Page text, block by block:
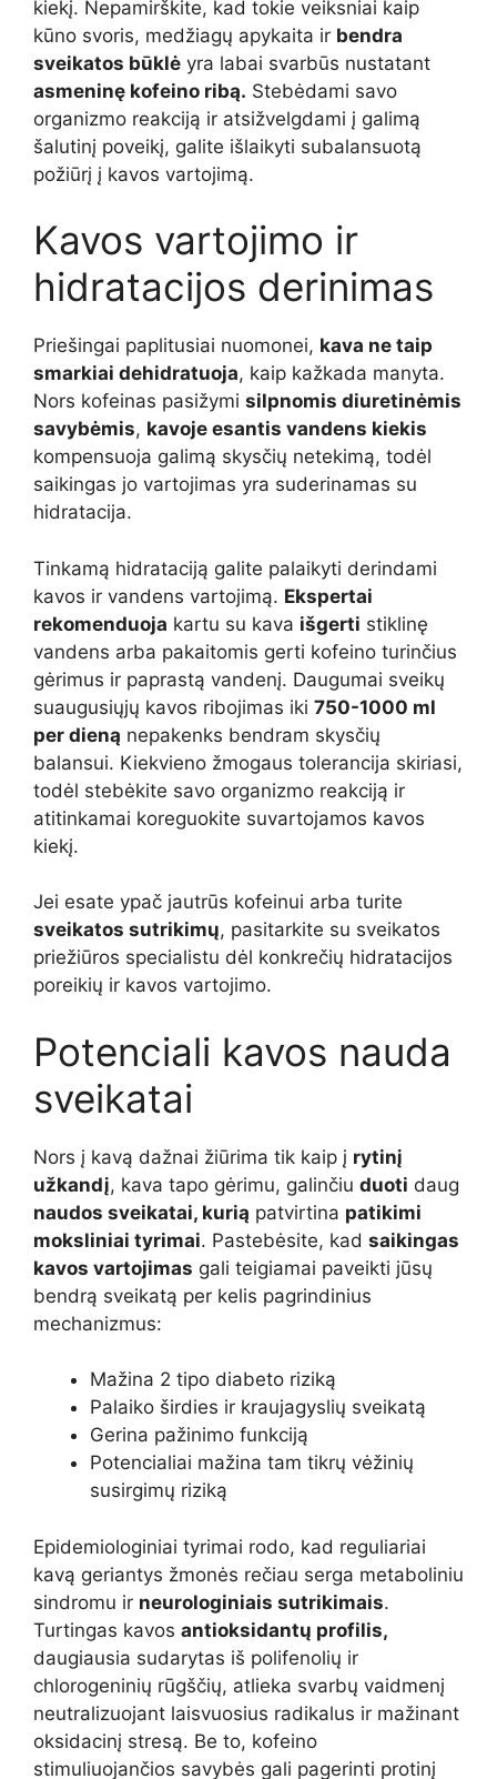
kiekį. Nepamirškite, kad tokie veiksniai kaip
kūno svoris, medžiagų apykaita ir bendra
sveikatos būklė yra labai svarbūs nustatant
asmeninę kofeino ribą. Stebėdami savo
organizmo reakciją ir atsižvelgdami į galimą
šalutinį poveikį, galite išlaikyti subalansuotą
požiūrį į kavos vartojimą.
Kavos vartojimo ir
hidratacijos derinimas
Priešingai paplitusiai nuomonei, kava ne taip
smarkiai dehidratuoja, kaip kažkada manyta.
Nors kofeinas pasižymi silpnomis diuretinėmis
savybėmis, kavoje esantis vandens kiekis
kompensuoja galimą skysčių netekimą, todėl
saikingas jo vartojimas yra suderinamas su
hidratacija.
Tinkamą hidrataciją galite palaikyti derindami
kavos ir vandens vartojimą. Ekspertai
rekomenduoja kartu su kava išgerti stiklinę
vandens arba pakaitomis gerti kofeino turinčius
gėrimus ir paprastą vandenį. Daugumai sveikų
suaugusiųjų kavos ribojimas iki 750-1000 ml
per dieną nepakenks bendram skysčių
balansui. Kiekvieno žmogaus tolerancija skiriasi,
todėl stebėkite savo organizmo reakciją ir
atitinkamai koreguokite suvartojamos kavos
kiekį.
Jei esate ypač jautrūs kofeinui arba turite
sveikatos sutrikimų, pasitarkite su sveikatos
priežiūros specialistu dėl konkrečių hidratacijos
poreikių ir kavos vartojimo.
Potenciali kavos nauda
sveikatai
Nors į kavą dažnai žiūrima tik kaip į rytinį
užkandį, kava tapo gėrimu, galinčiu duoti daug
naudos sveikatai, kurią patvirtina patikimi
moksliniai tyrimai. Pastebėsite, kad saikingas
kavos vartojimas gali teigiamai paveikti jūsų
bendrą sveikatą per kelis pagrindinius
mechanizmus:
Mažina 2 tipo diabeto riziką
Palaiko širdies ir kraujagyslių sveikatą
Gerina pažinimo funkciją
Potencialiai mažina tam tikrų vėžinių
susirgimų riziką
Epidemiologiniai tyrimai rodo, kad reguliariai
kavą geriantys žmonės rečiau serga metaboliniu
sindromu ir neurologiniais sutrikimais.
Turtingas kavos antioksidantų profilis,
daugiausia sudarytas iš polifenolių ir
chlorogeninių rūgščių, atlieka svarbų vaidmenį
neutralizuojant laisvuosius radikalus ir mažinant
oksidacinį stresą. Be to, kofeino
stimuliuojančios savybės gali pagerinti protinį